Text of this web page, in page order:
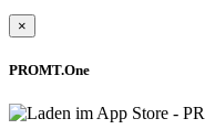
×
PROMT.One